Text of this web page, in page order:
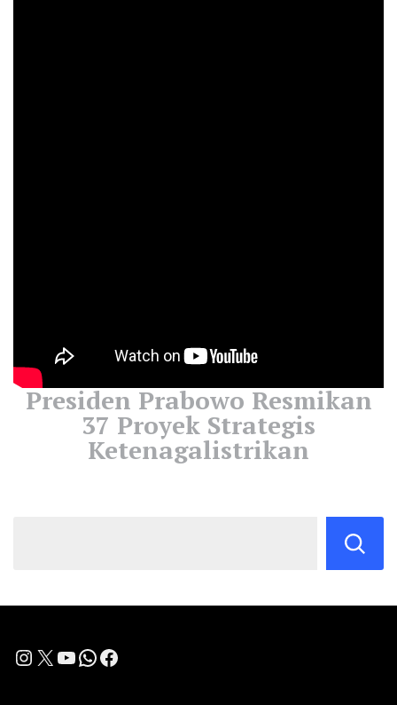
Presiden Prabowo Resmikan
37 Proyek Strategis
Ketenagalistrikan
Instagram
X YouTube
WhatsApp
Facebook